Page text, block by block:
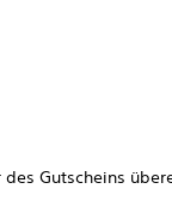
Gutscheins